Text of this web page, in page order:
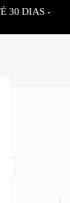
30 DIAS -